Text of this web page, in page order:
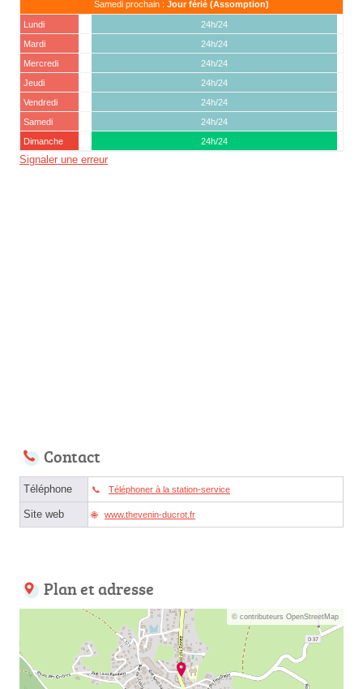
Samedi prochain : Jour férié (Assomption)
Lundi
24h/24
Mardi
24h/24
Mercredi
24h/24
Jeudi
24h/24
Vendredi
24h/24
Samedi
24h/24
Dimanche
24h/24
Signaler une erreur
Contact
Téléphone Téléphoner à la station-service
Site web www.thevenin-ducrot.fr
Plan et adresse
© contributeurs OpenStreetMap